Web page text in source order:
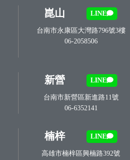
崑山 LINE
台南市永康區大灣路796號3樓
06-2058506
新營 LINE
台南市新營區新進路11號
06-6352141
楠梓 LINE
高雄市楠梓區興楠路392號